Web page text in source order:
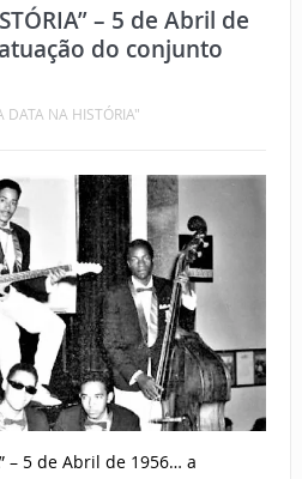
– 5 de Abril de
do conjunto
DATA NA HISTÓRIA"
– 5 de Abril de 1956… a